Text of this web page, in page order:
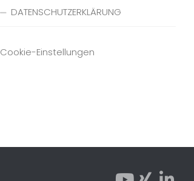
DATENSCHUTZERKLÄRUNG
Cookie-Einstellungen